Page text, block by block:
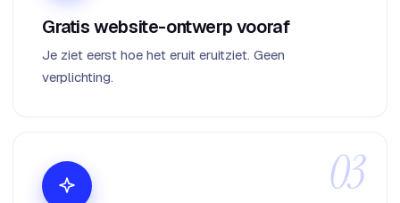
Gratis website-ontwerp vooraf
Je ziet eerst hoe het eruit eruitziet. Geen
verplichting.